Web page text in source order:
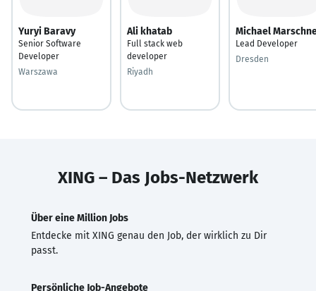
Yuryi Baravy
Senior Software
Developer
Warszawa
Ali khatab
Full stack web
developer
Riyadh
Michael
Lead Developer
Dresden
XING – Das Jobs-Netzwerk
Über eine Million Jobs
Entdecke mit XING genau den Job, der wirklich zu Dir
passt.
Persönliche Job-Angebote